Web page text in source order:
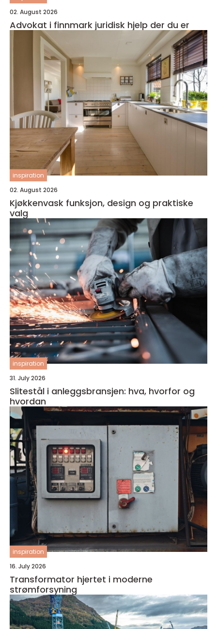
02. August 2026
Advokat i finnmark juridisk hjelp der du er
inspiration
02. August 2026
Kjøkkenvask funksjon, design og praktiske
valg
inspiration
31. July 2026
Slitestål i anleggsbransjen: hva, hvorfor og
hvordan
inspiration
16. July 2026
Transformator hjertet i moderne
strømforsyning